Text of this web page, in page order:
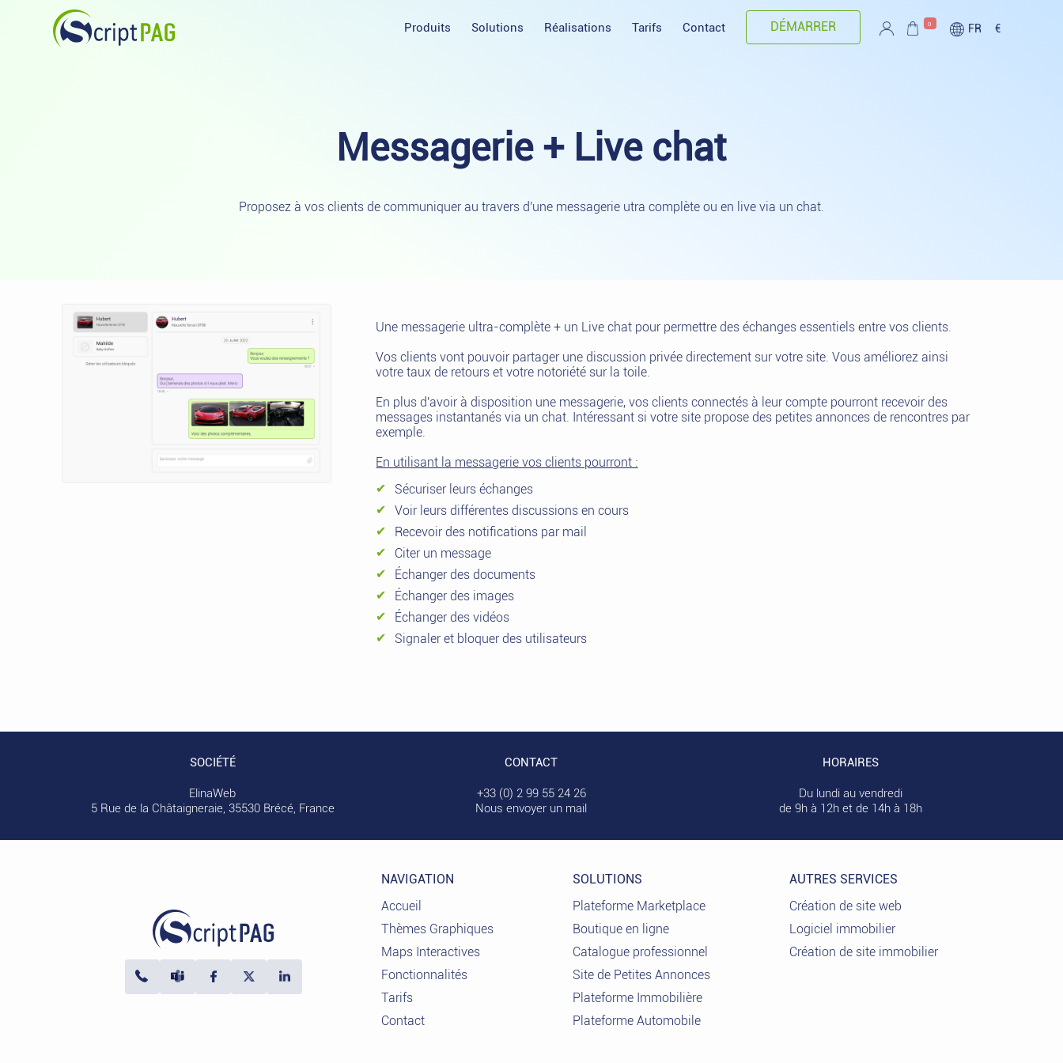
Aller au contenu principal
Produits Solutions Réalisations Tarifs Contact DÉMARRER 0 FR €
Messagerie + Live chat
Proposez à vos clients de communiquer au travers d'une messagerie utra complète ou en live via un chat.
Une messagerie ultra-complète + un Live chat pour permettre des échanges essentiels entre vos clients.
Vos clients vont pouvoir partager une discussion privée directement sur votre site. Vous améliorez ainsi
votre taux de retours et votre notoriété sur la toile.
En plus d'avoir à disposition une messagerie, vos clients connectés à leur compte pourront recevoir des
messages instantanés via un chat. Intéressant si votre site propose des petites annonces de rencontres par
exemple.
En utilisant la messagerie vos clients pourront :
Sécuriser leurs échanges
Voir leurs différentes discussions en cours
Recevoir des notifications par mail
Citer un message
Échanger des documents
Échanger des images
Échanger des vidéos
Signaler et bloquer des utilisateurs
SOCIÉTÉ
ElinaWeb
5 Rue de la Châtaigneraie, 35530 Brécé, France
CONTACT
+33 (0) 2 99 55 24 26
Nous envoyer un mail
HORAIRES
Du lundi au vendredi
de 9h à 12h et de 14h à 18h
NAVIGATION
Accueil
Thèmes Graphiques
Maps Interactives
Fonctionnalités
Tarifs
Contact
SOLUTIONS
Plateforme Marketplace
Boutique en ligne
Catalogue professionnel
Site de Petites Annonces
Plateforme Immobilière
Plateforme Automobile
AUTRES SERVICES
Création de site web
Logiciel immobilier
Création de site immobilier